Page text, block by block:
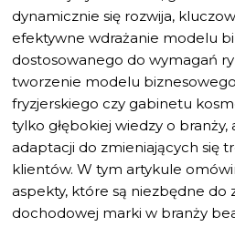
dynamicznie się rozwija,
efektywne wdrażanie modelu
dostosowanego do wymagań
tworzenie modelu
fryzjerskiego czy gabinetu
tylko głębokiej wiedzy o
adaptacji do zmieniających się
klientów. W tym artykule
aspekty, które są niezbędne do
dochodowej marki w branży